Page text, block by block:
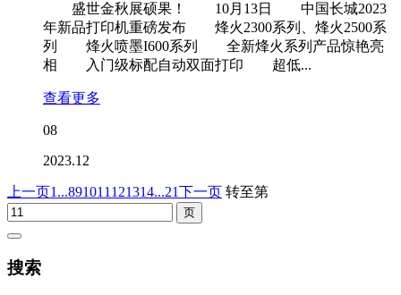
盛世金秋展硕果！ 10月13日 中国长城2023
年新品打印机重磅发布 烽火2300系列、烽火2500系
列 烽火喷墨I600系列 全新烽火系列产品惊艳亮
相 入门级标配自动双面打印 超低...
查看更多
08
2023.12
上一页1...891011 121314...21下一页 转至第
搜索